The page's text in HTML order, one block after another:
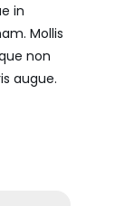
in
Mollis
non
augue.